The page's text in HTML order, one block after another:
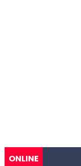
ONLINE